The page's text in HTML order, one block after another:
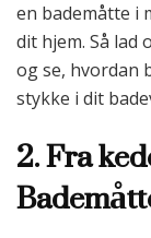
en bademåtte i
dit hjem. Så lad
og se, hvordan
stykke i dit
2. Fra